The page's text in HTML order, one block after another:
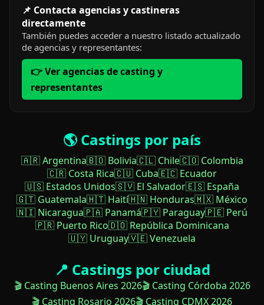
📌 Contacta agencias y castineras
directamente
También puedes acceder a nuestro listado actualizado
de agencias y representantes:
👉 Ver agencias de casting y
representantes
🌎 Castings por país
🇦🇷 Argentina🇧🇴 Bolivia🇨🇱 Chile🇨🇴 Colombia
🇨🇷 Costa Rica🇨🇺 Cuba🇪🇨 Ecuador
🇺🇸 Estados Unidos🇸🇻 El Salvador🇪🇸 España
🇬🇹 Guatemala🇭🇹 Haití🇭🇳 Honduras🇲🇽 México
🇳🇮 Nicaragua🇵🇦 Panamá🇵🇾 Paraguay🇵🇪 Perú
🇵🇷 Puerto Rico🇩🇴 República Dominicana
🇺🇾 Uruguay🇻🇪 Venezuela
📍 Castings por ciudad
🎬 Casting Buenos Aires 2026🎬 Casting Córdoba 2026
🎬 Casting Rosario 2026🎬 Casting CDMX 2026